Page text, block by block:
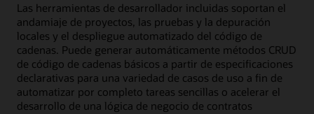
Las herramientas de desarrollador incluidas soportan el
andamiaje de proyectos, las pruebas y la depuración
locales y el despliegue automatizado del código de
cadenas. Puede generar automáticamente métodos CRUD
de código de cadenas básicos a partir de especificaciones
declarativas para una variedad de casos de uso a fin de
automatizar por completo tareas sencillas o acelerar el
desarrollo de una lógica de negocio de contratos